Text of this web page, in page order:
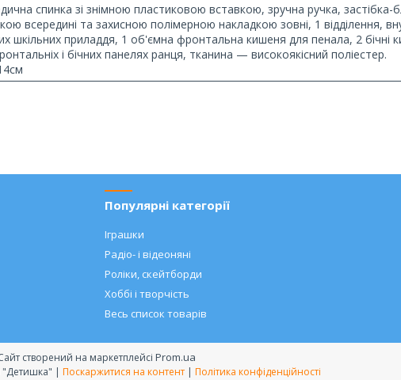
спинка зі знімною пластиковою вставкою, зручна ручка, застібка-
всередині та захисною полімерною накладкою зовні, 1 відділення,
шкільних приладдя, 1 об'ємна фронтальна кишеня для пенала, 2 бічні
і бічних панелях ранця, тканина — високоякісний поліестер.
Популярні категорії
Іграшки
Радіо- і відеоняні
Роліки, скейтборди
Хоббі і творчість
Весь список товарів
створений на маркетплейсі Prom.ua
Дитячий інтернет-магазин "Детишка" | Поскаржитися на контент | Політика конфіденційності